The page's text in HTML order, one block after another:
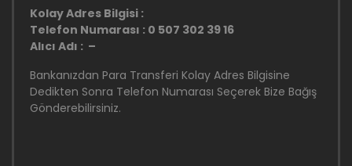
Kolay Adres Bilgisi :
Telefon Numarası : 0 507 302 39 16
Alıcı Adı : –
Bankanızdan Para Transferi Kolay Adres Bilgisine
Dedikten Sonra Telefon Numarası Seçerek Bize Bağış
Gönderebilirsiniz.